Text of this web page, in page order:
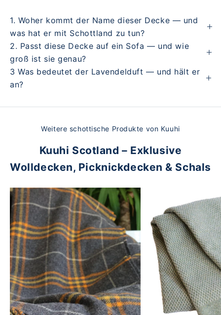
1. Woher kommt der Name dieser Decke — und
was hat er mit Schottland zu tun?
2. Passt diese Decke auf ein Sofa — und wie
groß ist sie genau?
3 Was bedeutet der Lavendelduft — und hält er
an?
Weitere schottische Produkte von Kuuhi
Kuuhi Scotland – Exklusive
Wolldecken, Picknickdecken & Schals